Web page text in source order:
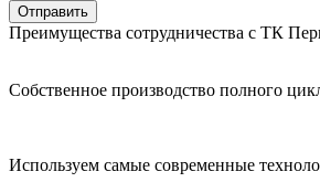
Преимущества сотрудничества с ТК
Собственное производство полного
Используем самые современные